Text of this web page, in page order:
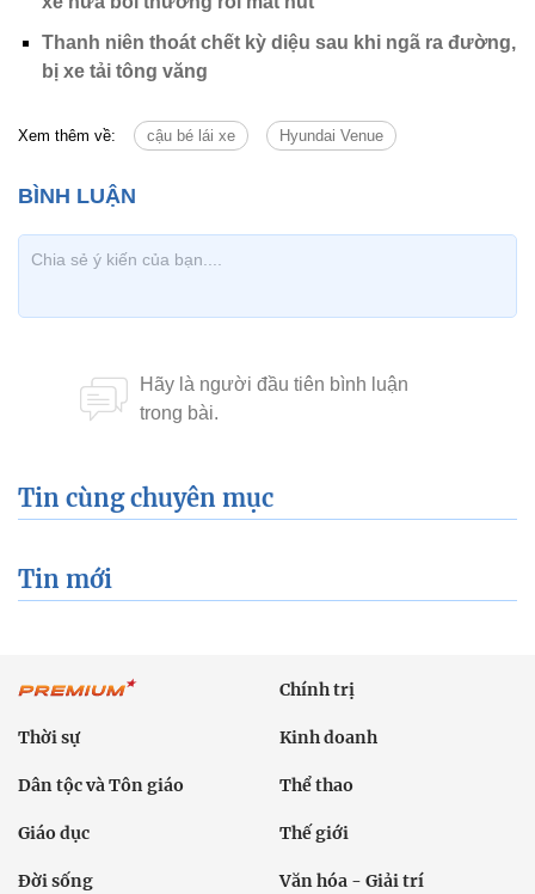
Thanh niên thoát chết kỳ diệu sau khi ngã ra đường,
bị xe tải tông văng
Xem thêm về: cậu bé lái xe Hyundai Venue
Tin cùng chuyên mục
Tin mới
Chính trị
Thời sự Kinh doanh
Dân tộc và Tôn giáo Thể thao
Giáo dục Thế giới
Đời sống Văn hóa - Giải trí